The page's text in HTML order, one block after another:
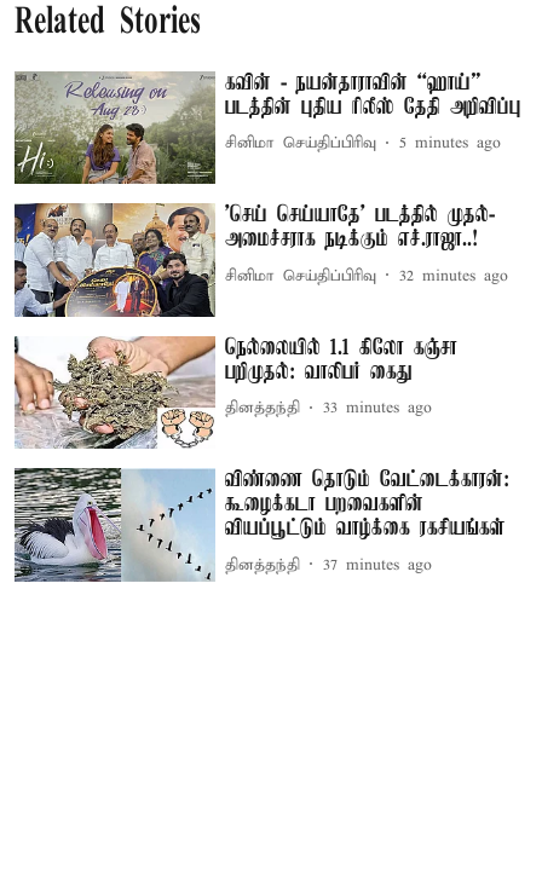
Related Stories
கவின் - நயன்தாராவின் “ஹாய்”
படத்தின் புதிய ரிலீஸ் தேதி அறிவிப்பு
சினிமா செய்திப்பிரிவு 5 minutes ago
'செய் செய்யாதே' படத்தில் முதல்-
அமைச்சராக நடிக்கும் எச்.ராஜா..!
சினிமா செய்திப்பிரிவு 32 minutes ago
நெல்லையில் 1.1 கிலோ கஞ்சா
பறிமுதல்: வாலிபர் கைது
தினத்தந்தி 33 minutes ago
விண்ணை தொடும் வேட்டைக்காரன்:
கூழைக்கடா பறவைகளின்
வியப்பூட்டும் வாழ்க்கை ரகசியங்கள்
தினத்தந்தி 37 minutes ago